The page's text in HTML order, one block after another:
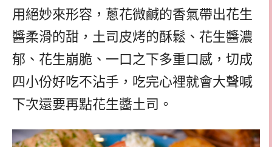
用絕妙來形容，蔥花微鹹的香氣帶出花生
醬柔滑的甜，土司皮烤的酥鬆、花生醬濃
郁、花生崩脆、一口之下多重口感，切成
四小份好吃不沾手，吃完心裡就會大聲喊
下次還要再點花生醬土司。